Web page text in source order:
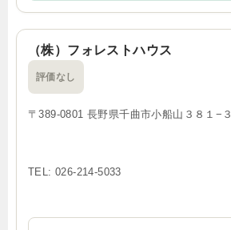
（株）フォレストハウス
評価なし
〒389-0801 長野県千曲市小船山３８１−３
TEL: 026-214-5033